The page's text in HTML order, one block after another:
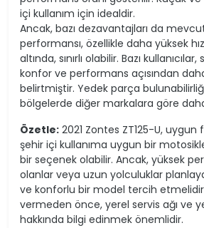
içi kullanım için idealdir.
Ancak, bazı dezavantajları da
performansı, özellikle daha yüksek
altında, sınırlı olabilir. Bazı
konfor ve performans açısından
belirtmiştir. Yedek parça bulunabilirliği
bölgelerde diğer markalara göre daha
Özetle: 2021 Zontes ZT125-U, uygun
şehir içi kullanıma uygun bir
bir seçenek olabilir. Ancak, yüksek
olanlar veya uzun yolculuklar
ve konforlu bir model tercih etmelidir.
vermeden önce, yerel servis ağı ve
hakkında bilgi edinmek önemlidir.